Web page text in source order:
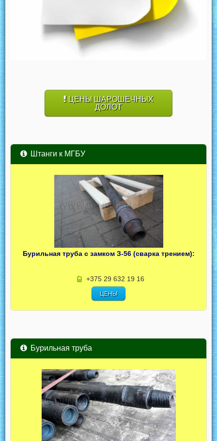
ЦЕНЫ ШАРОШЕЧНЫХ
ДОЛОТ
Штанги к МГБУ
Бурильная труба с замком З-56 (сварка трением):
+375 29 632 19 16
ЦЕНЫ
Бурильная труба